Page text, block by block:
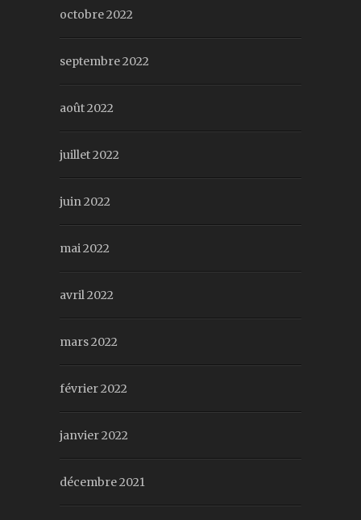
octobre 2022
septembre 2022
août 2022
juillet 2022
juin 2022
mai 2022
avril 2022
mars 2022
février 2022
janvier 2022
décembre 2021